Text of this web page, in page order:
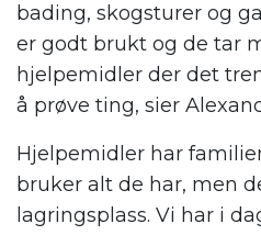
bading, skogsturer og
er godt brukt og de tar
hjelpemidler der det
å prøve ting, sier
Hjelpemidler har
bruker alt de har, men
lagringsplass. Vi har i